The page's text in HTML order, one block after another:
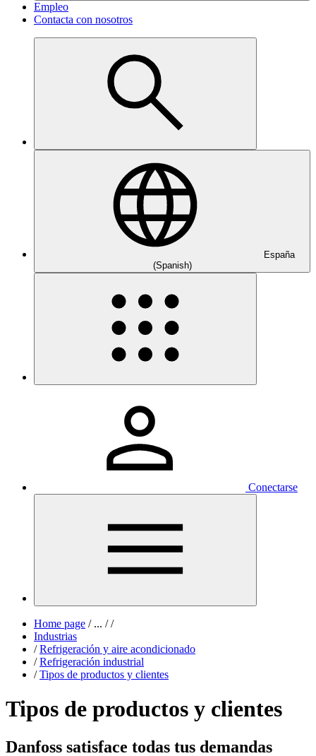
Empleo
Contacta con nosotros
España
(Spanish)
Conectarse
Home page /... / /
Industrias
/ Refrigeración y aire acondicionado
/ Refrigeración industrial
/ Tipos de productos y clientes
Tipos de productos y clientes
Danfoss satisface todas tus demandas